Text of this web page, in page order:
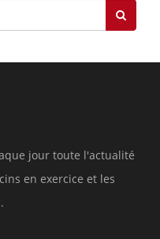
jour toute l'actualité
en exercice et les